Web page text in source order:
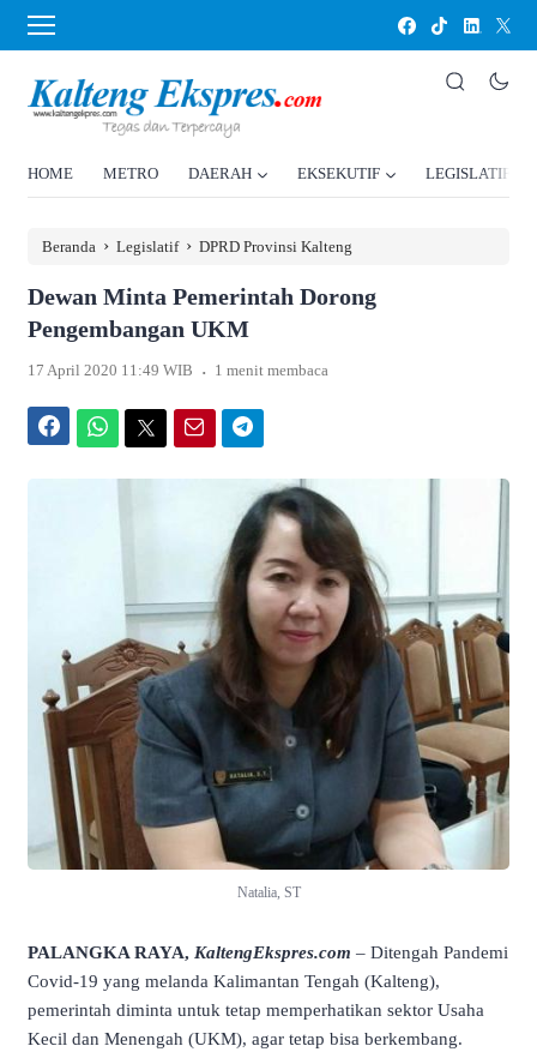
HOME METRO DAERAH EKSEKUTIF LEGISLATIF
Beranda › Legislatif › DPRD Provinsi Kalteng
Dewan Minta Pemerintah Dorong
Pengembangan UKM
17 April 2020 11:49 WIB . 1 menit membaca
Natalia, ST
PALANGKA RAYA, KaltengEkspres.com – Ditengah Pandemi
Covid-19 yang melanda Kalimantan Tengah (Kalteng),
pemerintah diminta untuk tetap memperhatikan sektor Usaha
Kecil dan Menengah (UKM), agar tetap bisa berkembang.